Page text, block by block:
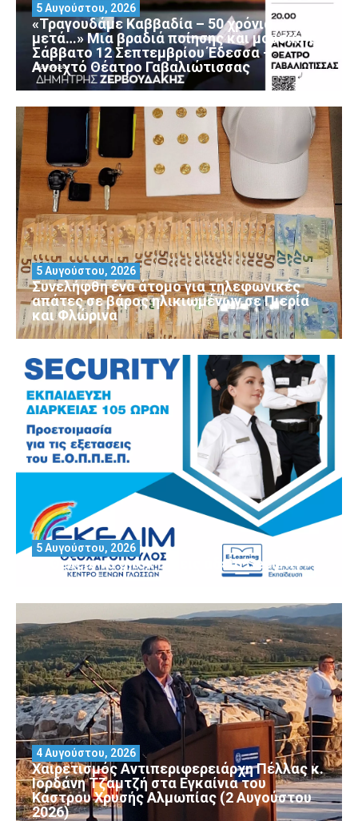
«Τραγουδάμε Καββαδία – 50 χρόνια
μετά…» Μια βραδιά ποίησης και μουσικής
Σάββατο 12 Σεπτεμβρίου Έδεσσα –
Ανοιχτό Θέατρο Γαβαλιώτισσας
5 Αυγούστου, 2026
Συνελήφθη ένα άτομο για τηλεφωνικές
απάτες σε βάρος ηλικιωμένων σε Πιερία
και Φλώρινα
5 Αυγούστου, 2026
Θέλεις να αποκτήσεις άδεια Security?
5 Αυγούστου, 2026
Χαιρετισμός Αντιπεριφερειάρχη Πέλλας κ.
Ιορδάνη Τζαμτζή στα Εγκαίνια του
Κάστρου Χρυσής Αλμωπίας (2 Αυγούστου
2026)
4 Αυγούστου, 2026